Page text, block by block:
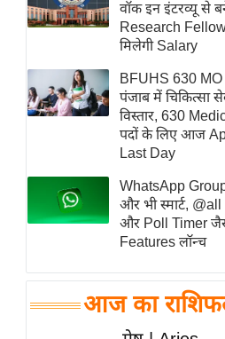
रिलेशनशिप
राजनीति
विश्लेषण
समसामयिक
मातृभूमि
एम.
आर.
आई.
समीक्षा
धर्म
ज्योतिष
वॉक इन इंटरव्यू से
Research
मिलेगी Salary
BFUHS 630
पंजाब में चिकित्सा
विस्तार, 630
पदों के लिए आज
Last Day
WhatsApp
और भी स्मार्ट,
और Poll Timer
Features लॉन्च
आज का